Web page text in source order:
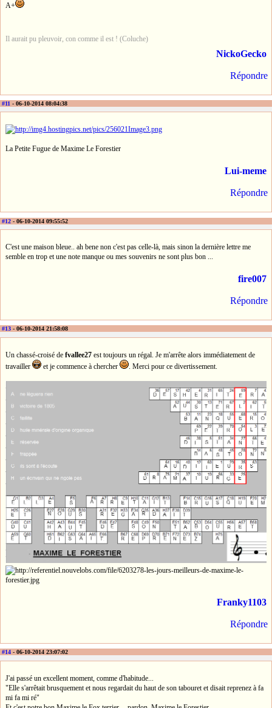
A+
Il aurait pu pleuvoir, con comme il est ! (Coluche)
NickoGecko
Répondre
#11 - 06-10-2014 08:04:38
La Petite Fugue de Maxime Le Forestier
Lui-meme
Répondre
#12 - 06-10-2014 09:55:52
C'est une maison bleue.. ah bene non c'est pas celle-là, mais sinon la dernière lettre me
semble en trop et une note manque ou mes souvenirs ne sont plus bon ...
fire007
Répondre
#13 - 06-10-2014 21:58:08
Un chassé-croisé de fvallee27 est toujours un régal. Je m'arrête alors immédiatement de
travailler
et je commence à chercher . Merci pour ce divertissement.
Franky1103
Répondre
#14 - 06-10-2014 23:07:02
J'ai passé un excellent moment, comme d'habitude...
"Elle s'arrêtait brusquement et nous regardait du haut de son tabouret et disait reprenez à fa
mi fa mi ré"